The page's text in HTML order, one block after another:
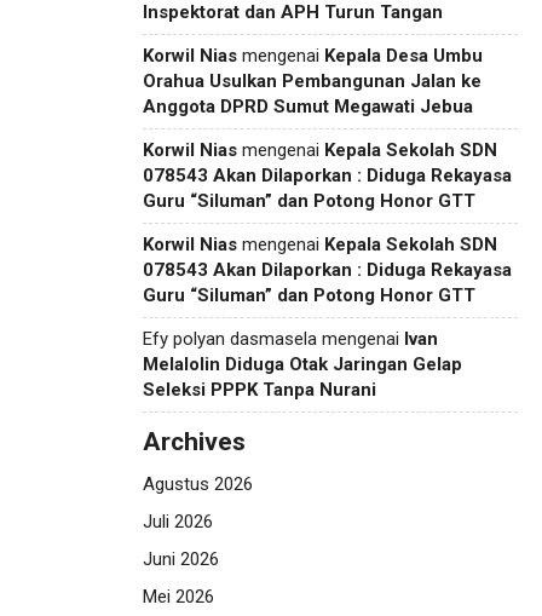
Inspektorat dan APH Turun Tangan
Korwil Nias mengenai Kepala Desa Umbu
Orahua Usulkan Pembangunan Jalan ke
Anggota DPRD Sumut Megawati Jebua
Korwil Nias mengenai Kepala Sekolah SDN
078543 Akan Dilaporkan : Diduga Rekayasa
Guru “Siluman” dan Potong Honor GTT
Korwil Nias mengenai Kepala Sekolah SDN
078543 Akan Dilaporkan : Diduga Rekayasa
Guru “Siluman” dan Potong Honor GTT
Efy polyan dasmasela mengenai Ivan
Melalolin Diduga Otak Jaringan Gelap
Seleksi PPPK Tanpa Nurani
Archives
Agustus 2026
Juli 2026
Juni 2026
Mei 2026